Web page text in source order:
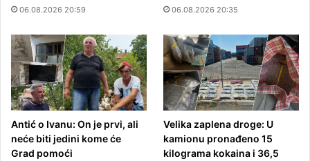
06.08.2026 20:59 06.08.2026 20:35
Antić o Ivanu: On je prvi, ali
neće biti jedini kome će
Grad pomoći
Velika zaplena droge: U
kamionu pronađeno 15
kilograma kokaina i 36,5